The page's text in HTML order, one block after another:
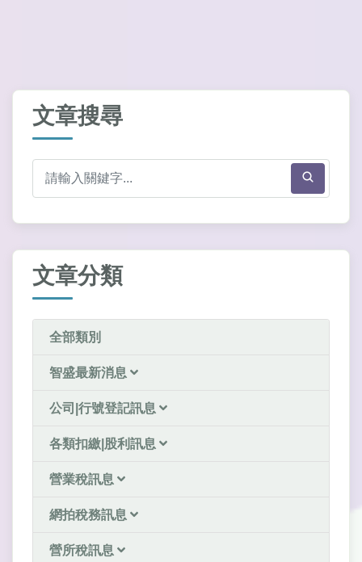
文章搜尋
文章分類
全部類別
智盛最新消息
公司|行號登記訊息
各類扣繳|股利訊息
營業稅訊息
網拍稅務訊息
營所稅訊息